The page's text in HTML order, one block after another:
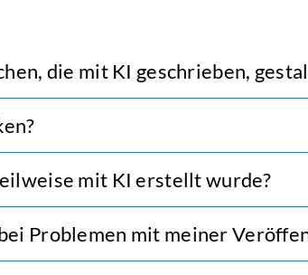
die mit KI geschrieben,
mit KI erstellt wurde?
Problemen mit meiner